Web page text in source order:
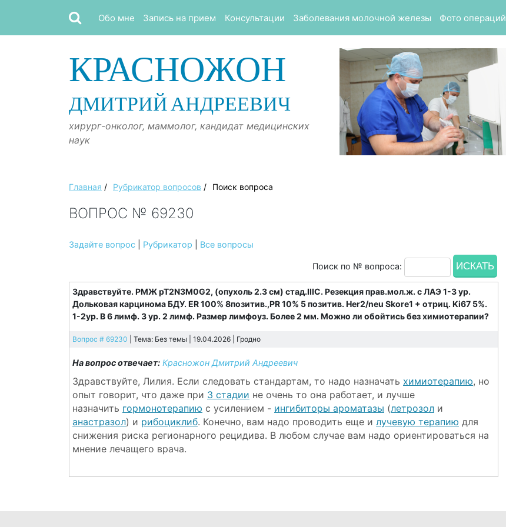
Обо мне Запись на прием Консультации Заболевания молочной железы Фото операций
КРАСНОЖОН
ДМИТРИЙ АНДРЕЕВИЧ
хирург-онколог, маммолог, кандидат медицинских
наук
Главная / Рубрикатор вопросов / Поиск вопроса
ВОПРОС № 69230
Задайте вопрос Рубрикатор Все вопросы
Поиск по № вопроса:
Здравствуйте. РМЖ рТ2N3M0G2, (опухоль 2.3 см) стад.IIIC. Резекция прав.мол.ж. с ЛАЭ 1-3 ур.
Дольковая карцинома БДУ. ER 100% 8позитив.,PR 10% 5 позитив. Her2/neu Skore1 + отриц. Ki67 5%.
1-2ур. В 6 лимф. 3 ур. 2 лимф. Размер лимфоуз. Более 2 мм. Можно ли обойтись без химиотерапии?
Вопрос # 69230 | Тема: Без темы | 19.04.2026 | Гродно
На вопрос отвечает: Красножон Дмитрий Андреевич
Здравствуйте, Лилия. Если следовать стандартам, то надо назначать химиотерапию, но
опыт говорит, что даже при 3 стадии не очень то она работает, и лучше
назначить гормонотерапию с усилением - ингибиторы ароматазы (летрозол и
анастразол) и рибоциклиб. Конечно, вам надо проводить еще и лучевую терапию для
снижения риска регионарного рецидива. В любом случае вам надо ориентироваться на
мнение лечащего врача.